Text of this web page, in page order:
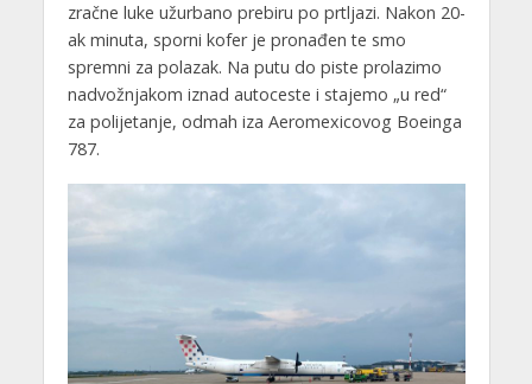
zračne luke užurbano prebiru po prtljazi. Nakon 20-
ak minuta, sporni kofer je pronađen te smo
spremni za polazak. Na putu do piste prolazimo
nadvožnjakom iznad autoceste i stajemo „u red“
za polijetanje, odmah iza Aeromexicovog Boeinga
787.